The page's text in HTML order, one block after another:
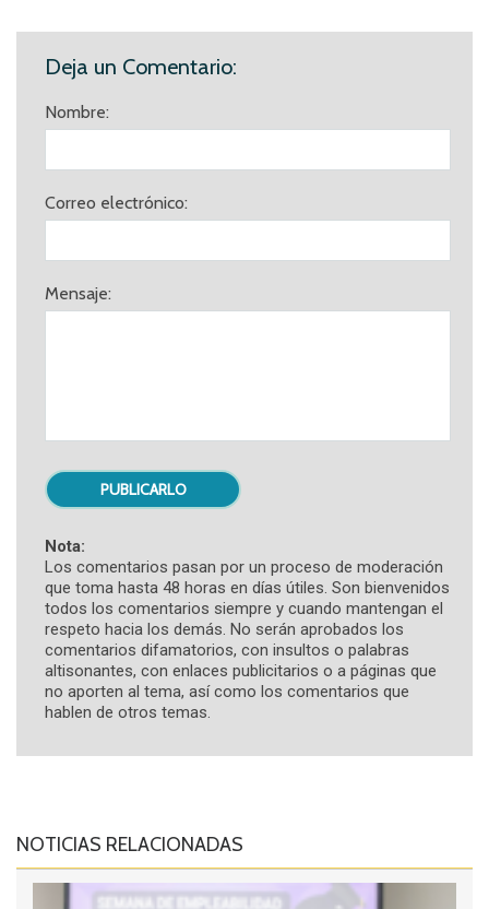
Deja un Comentario:
Nombre:
Correo electrónico:
Mensaje:
Nota:
Los comentarios pasan por un proceso de moderación
que toma hasta 48 horas en días útiles. Son bienvenidos
todos los comentarios siempre y cuando mantengan el
respeto hacia los demás. No serán aprobados los
comentarios difamatorios, con insultos o palabras
altisonantes, con enlaces publicitarios o a páginas que
no aporten al tema, así como los comentarios que
hablen de otros temas.
NOTICIAS RELACIONADAS